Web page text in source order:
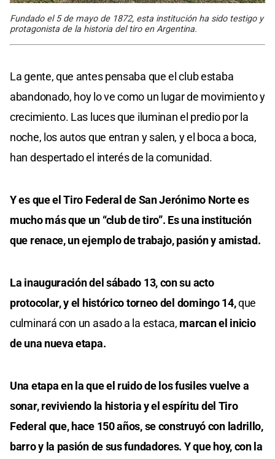
Fundado el 5 de mayo de 1872, esta institución ha sido testigo y
protagonista de la historia del tiro en Argentina.
La gente, que antes pensaba que el club estaba
abandonado, hoy lo ve como un lugar de movimiento y
crecimiento. Las luces que iluminan el predio por la
noche, los autos que entran y salen, y el boca a boca,
han despertado el interés de la comunidad.
Y es que el Tiro Federal de San Jerónimo Norte es
mucho más que un “club de tiro”. Es una institución
que renace, un ejemplo de trabajo, pasión y amistad.
La inauguración del sábado 13, con su acto
protocolar, y el histórico torneo del domingo 14,que
culminará con un asado a la estaca, marcan el inicio
de una nueva etapa.
Una etapa en la que el ruido de los fusiles vuelve a
sonar, reviviendo la historia y el espíritu del Tiro
Federal que, hace 150 años, se construyó con ladrillo,
barro y la pasión de sus fundadores. Y que hoy, con la